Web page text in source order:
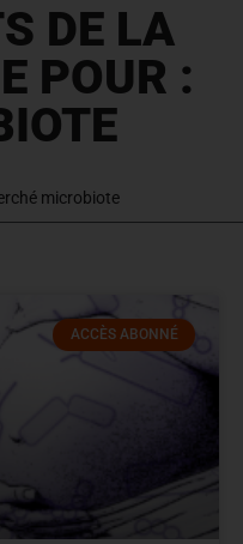
DE LA
POUR :
microbiote
ACCÈS ABONNÉ